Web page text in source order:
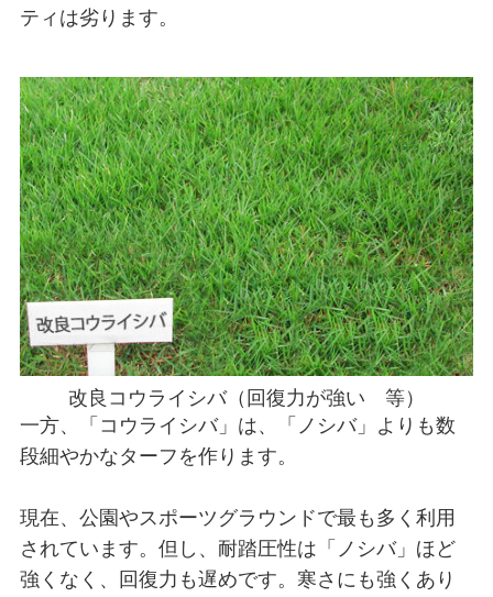
ティは劣ります。
改良コウライシバ（回復力が強い 等）
一方、「コウライシバ」は、「ノシバ」よりも数
段細やかなターフを作ります。
現在、公園やスポーツグラウンドで最も多く利用
されています。但し、耐踏圧性は「ノシバ」ほど
強くなく、回復力も遅めです。寒さにも強くあり